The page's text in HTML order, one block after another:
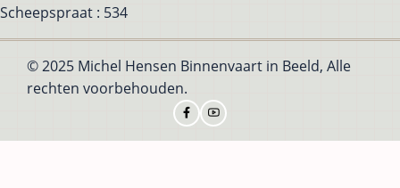
Scheepspraat : 534
© 2025 Michel Hensen Binnenvaart in Beeld, Alle
rechten voorbehouden.